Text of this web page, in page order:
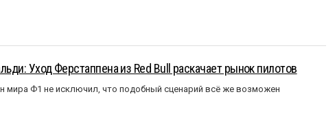
Уход Ферстаппена из Red Bull раскачает рынок пилотов
мира Ф1 не исключил, что подобный сценарий всё же возможен